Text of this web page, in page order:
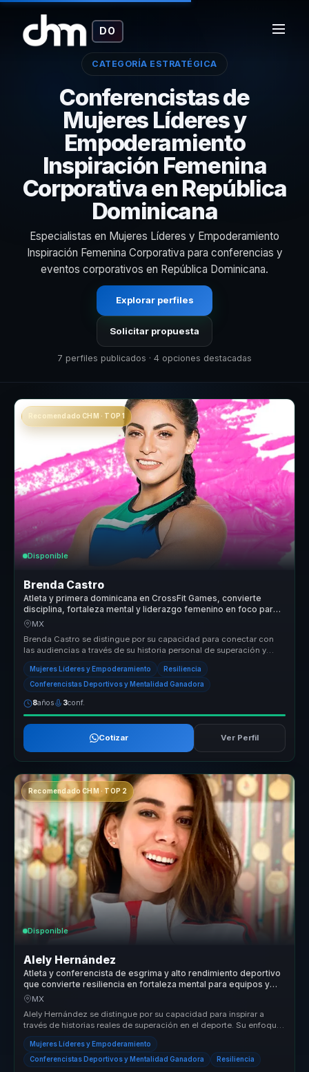
DO
CATEGORÍA ESTRATÉGICA
Conferencistas de
Mujeres Líderes y
Empoderamiento
Inspiración Femenina
Corporativa en República
Dominicana
Especialistas en Mujeres Líderes y Empoderamiento
Inspiración Femenina Corporativa para conferencias y
eventos corporativos en República Dominicana.
Explorar perfiles
Solicitar propuesta
7 perfiles publicados · 4 opciones destacadas
Recomendado CHM · TOP 1
Disponible
Brenda Castro
Atleta y primera dominicana en CrossFit Games, convierte
disciplina, fortaleza mental y liderazgo femenino en foco para
equipos.
MX
Brenda Castro se distingue por su capacidad para conectar con
las audiencias a través de su historia personal de superación y
éxito en el...
Mujeres Líderes y Empoderamiento Resiliencia
Conferencistas Deportivos y Mentalidad Ganadora
8años 3conf.
Cotizar Ver Perfil
Recomendado CHM · TOP 2
Disponible
Alely Hernández
Atleta y conferencista de esgrima y alto rendimiento deportivo
que convierte resiliencia en fortaleza mental para equipos y
lideres.
MX
Alely Hernández se distingue por su capacidad para inspirar a
través de historias reales de superación en el deporte. Su enfoque
en el em...
Mujeres Líderes y Empoderamiento
Conferencistas Deportivos y Mentalidad Ganadora Resiliencia